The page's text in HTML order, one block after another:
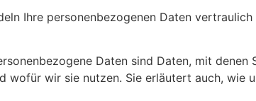
Ihre perso­nen­be­zo­genen Daten
Daten sind Daten, mit
wir sie nutzen. Sie erläutert auch, wie